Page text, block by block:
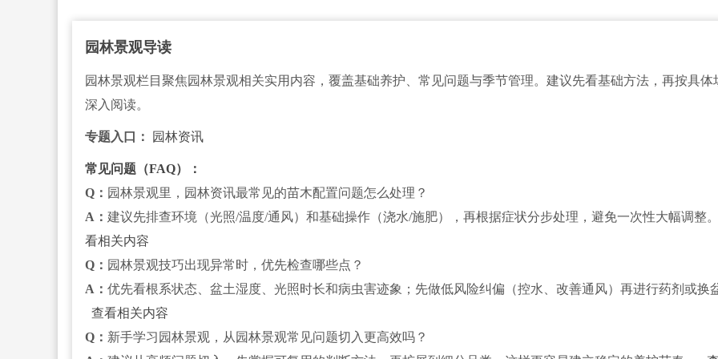
园林景观导读
园林景观栏目聚焦园林景观相关实用内容，覆盖基础养护、常见问题与季节管理。建议先看基础方法，再按具体
深入阅读。
专题入口： 园林资讯
常见问题（FAQ）：
Q： 园林景观里，园林资讯最常见的苗木配置问题怎么处理？
A： 建议先排查环境（光照/温度/通风）和基础操作（浇水/施肥），再根据症状分步处理，避免一次性大幅调整。
看相关内容
Q： 园林景观技巧出现异常时，优先检查哪些点？
A： 优先看根系状态、盆土湿度、光照时长和病虫害迹象；先做低风险纠偏（控水、改善通风）再进行药剂或换
查看相关内容
Q： 新手学习园林景观，从园林景观常见问题切入更高效吗？